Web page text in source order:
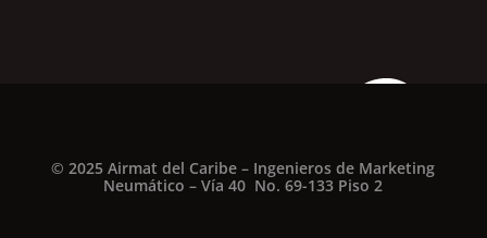
© 2025 Airmat del Caribe – Ingenieros de Marketing
Neumático – Vía 40 No. 69-133 Piso 2